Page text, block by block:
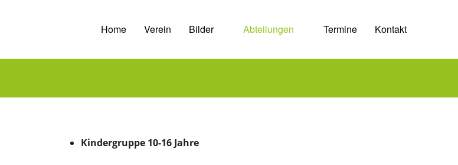
Home Verein Bilder Abteilungen Termine Kontakt
Kindergruppe 10-16 Jahre